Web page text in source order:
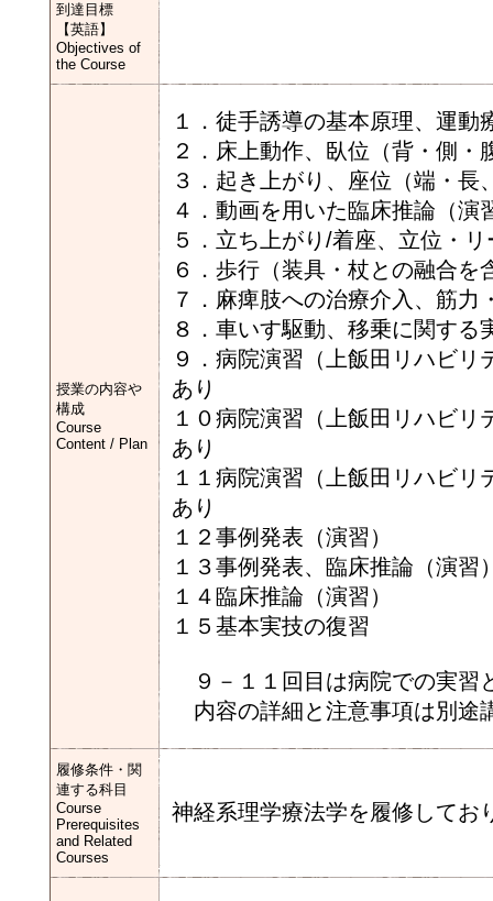
到達目標
【英語】
Objectives of
the Course
授業の内容や
構成
Course
Content / Plan
１．徒手誘導の基本原理、運動
２．床上動作、臥位（背・側・
３．起き上がり、座位（端
４．動画を用いた臨床推論（
５．立ち上がり/着座、立
６．歩行（装具・杖と
７．麻痺肢への治療介入、筋
８．車いす駆動、移乗に関する
９．病院演習（上飯田リハビ
あり
１０病院演習（上飯田リハビ
あり
１１病院演習（上飯田リハビ
あり
１２事例発表（演習）
１３事例発表、臨床推論（演習
１４臨床推論（演習）
１５基本実技の復習
９－１１回目は病院での実習
内容の詳細と注意事項は別途
履修条件・関
連する科目
Course
Prerequisites
and Related
Courses
神経系理学療法学を履修してお